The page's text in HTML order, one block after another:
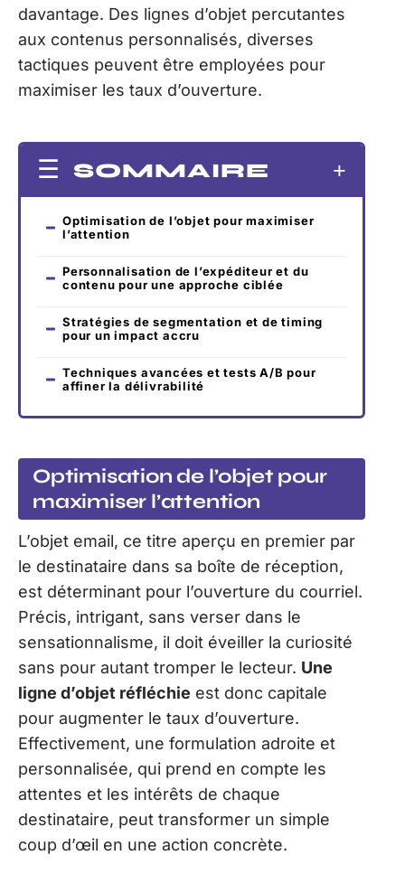
davantage. Des lignes d’objet percutantes
aux contenus personnalisés, diverses
tactiques peuvent être employées pour
maximiser les taux d’ouverture.
SOMMAIRE
Optimisation de l’objet pour maximiser
l’attention
Personnalisation de l’expéditeur et du
contenu pour une approche ciblée
Stratégies de segmentation et de timing
pour un impact accru
Techniques avancées et tests A/B pour
affiner la délivrabilité
Optimisation de l’objet pour
maximiser l’attention
L’objet email, ce titre aperçu en premier par
le destinataire dans sa boîte de réception,
est déterminant pour l’ouverture du courriel.
Précis, intrigant, sans verser dans le
sensationnalisme, il doit éveiller la curiosité
sans pour autant tromper le lecteur. Une
ligne d’objet réfléchie est donc capitale
pour augmenter le taux d’ouverture.
Effectivement, une formulation adroite et
personnalisée, qui prend en compte les
attentes et les intérêts de chaque
destinataire, peut transformer un simple
coup d’œil en une action concrète.